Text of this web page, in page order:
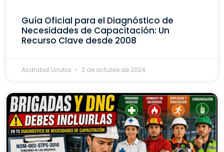
Guía Oficial para el Diagnóstico de
Necesidades de Capacitación: Un
Recurso Clave desde 2008
Asdrubal Urrutia 2 de octubre de 2024